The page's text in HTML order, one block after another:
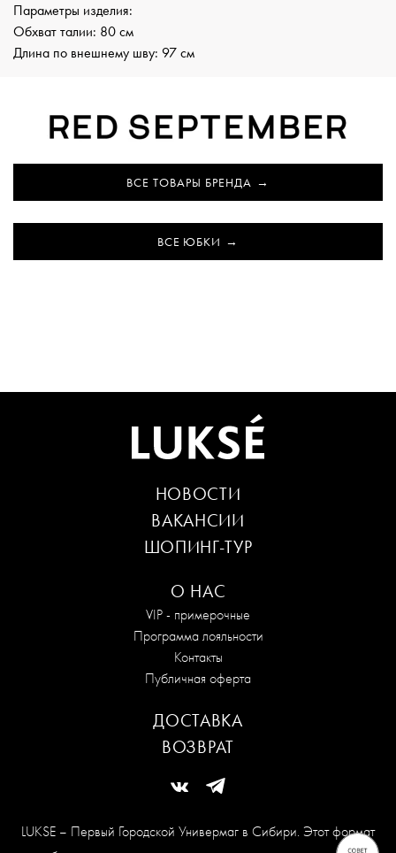
Параметры изделия:
Обхват талии: 80 см
Длина по внешнему шву: 97 см
ВСЕ ТОВАРЫ БРЕНДА
ВСЕ ЮБКИ
LUKSE – Первый Городской Универмаг в Сибири. Этот формат
О НАС
VIP - примерочные
Программа лояльности
Контакты
Публичная оферта
НОВОСТИ
ВАКАНСИИ
ШОПИНГ-ТУР
ДОСТАВКА
ВОЗВРАТ